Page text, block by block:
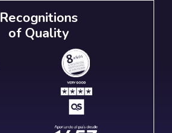
Recognitions
of Quality